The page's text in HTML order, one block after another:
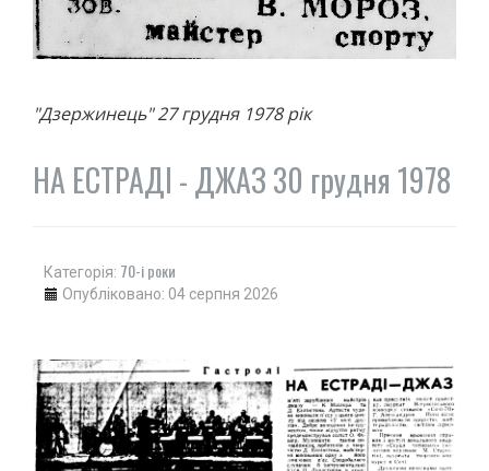
"Дзержинець" 27 грудня 1978 рік
НА ЕСТРАДІ - ДЖАЗ 30 грудня 1978
Категорія: 70-і роки
Опубліковано: 04 серпня 2026